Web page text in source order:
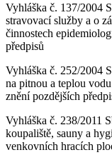
Vyhláška č. 137/2004
stravovací služby a o
činnostech
předpisů
Vyhláška č. 252/2004
na pitnou a teplou
znění pozdějších
Vyhláška č. 238/2011
koupaliště, sauny a
venkovních hracích